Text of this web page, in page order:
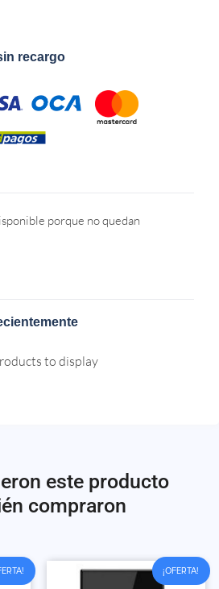
recargo
porque no quedan
to display
este producto
compraron
¡OFERTA!